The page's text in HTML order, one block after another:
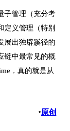
子管理（充分考
定义管理（特别
展出独辟蹊径的
链中最常见的概
，真的就是从
•原创